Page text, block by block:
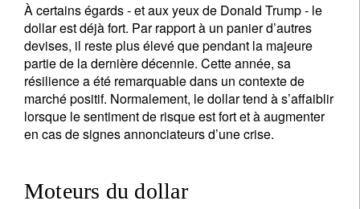
À certains égards - et aux yeux de Donald Trump - le
dollar est déjà fort. Par rapport à un panier d’autres
devises, il reste plus élevé que pendant la majeure
partie de la dernière décennie. Cette année, sa
résilience a été remarquable dans un contexte de
marché positif. Normalement, le dollar tend à s’affaiblir
lorsque le sentiment de risque est fort et à augmenter
en cas de signes annonciateurs d’une crise.
Moteurs du dollar